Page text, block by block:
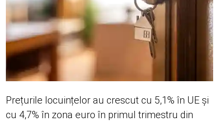
Prețurile locuințelor au crescut cu 5,1% în UE și
cu 4,7% în zona euro în primul trimestru din